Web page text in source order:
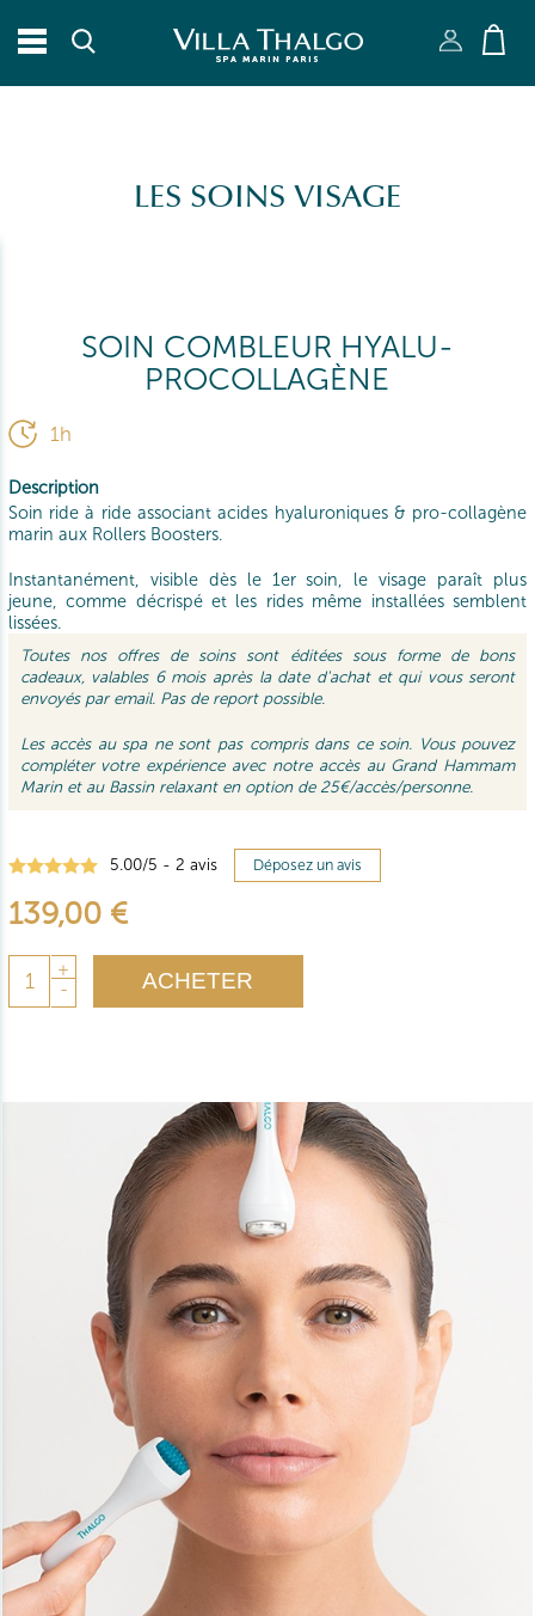
LES SOINS VISAGE
SOIN COMBLEUR HYALU-
PROCOLLAGÈNE
1h
Description
Soin ride à ride associant acides hyaluroniques & pro-collagène
marin aux Rollers Boosters.
Instantanément, visible dès le 1er soin, le visage paraît plus
jeune, comme décrispé et les rides même installées semblent
lissées.
Toutes nos offres de soins sont éditées sous forme de bons
cadeaux, valables 6 mois après la date d'achat et qui vous seront
envoyés par email. Pas de report possible.
Les accès au spa ne sont pas compris dans ce soin. Vous pouvez
compléter votre expérience avec notre accès au Grand Hammam
Marin et au Bassin relaxant en option de 25€/accès/personne.
5.00/5 - 2 avis Déposez un avis
139,00 €
+
-
ACHETER